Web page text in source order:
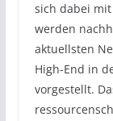
sich dabei
werden
aktuellsten
High-End in
vorgestellt.